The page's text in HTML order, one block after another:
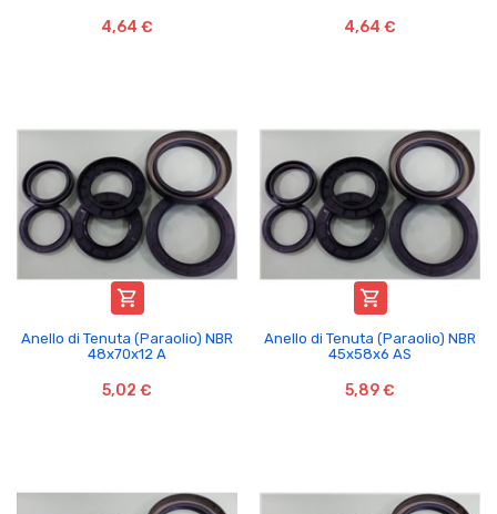
4,64 € 4,64 €

Anello di Tenuta (Paraolio) NBR
48x70x12 A
5,02 €

Anello di Tenuta (Paraolio) NBR
45x58x6 AS
5,89 €